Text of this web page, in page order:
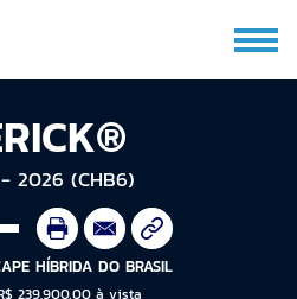
2026 (CHB6)
HÍBRIDA DO BRASIL
239.900,00 à vista